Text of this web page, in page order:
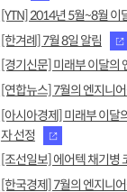
[YTN] 2014년 5월~8월 이
[한겨례] 7월 8일 알림
[경기신문] 미래부 이달의
[연합뉴스] 7월의 엔지니
[아시아경제] 미래부 이달
자 선정
[조선일보] 에어텍 채기병
[한국경제] 7월의 엔지니